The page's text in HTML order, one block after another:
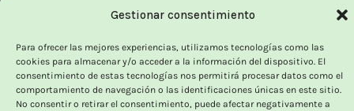
Gestionar consentimiento
Para ofrecer las mejores experiencias, utilizamos tecnologías como las
cookies para almacenar y/o acceder a la información del dispositivo. El
consentimiento de estas tecnologías nos permitirá procesar datos como el
comportamiento de navegación o las identificaciones únicas en este sitio.
No consentir o retirar el consentimiento, puede afectar negativamente a